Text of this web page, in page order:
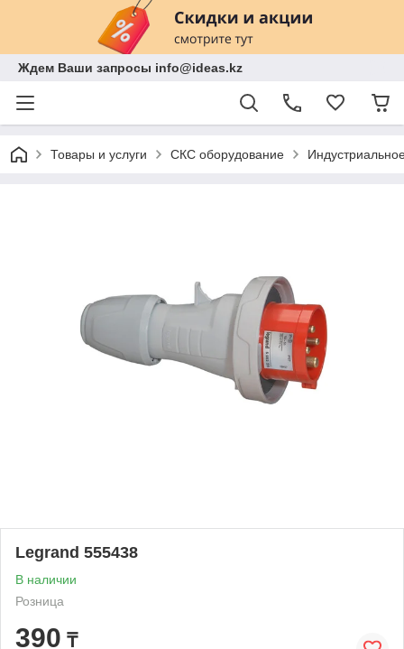
Ждем Ваши запросы info@ideas.kz
Товары и услуги СКС оборудование
Legrand 555438
В наличии
Розница
390 ₸